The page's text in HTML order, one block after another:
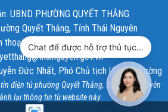
UBND PHƯỜNG QUYẾT THẮNG
Quyết Thắng, Tỉnh Thái Nguyên
thoại: 02083.546.007
Đức Nhất, Phó Chủ tịch UBND phường
điện tử phường Quyết Thắng, tỉnh Thái Nguyên
lại thông tin từ website này.
Chat để được hỗ trợ thủ tục hành chính công